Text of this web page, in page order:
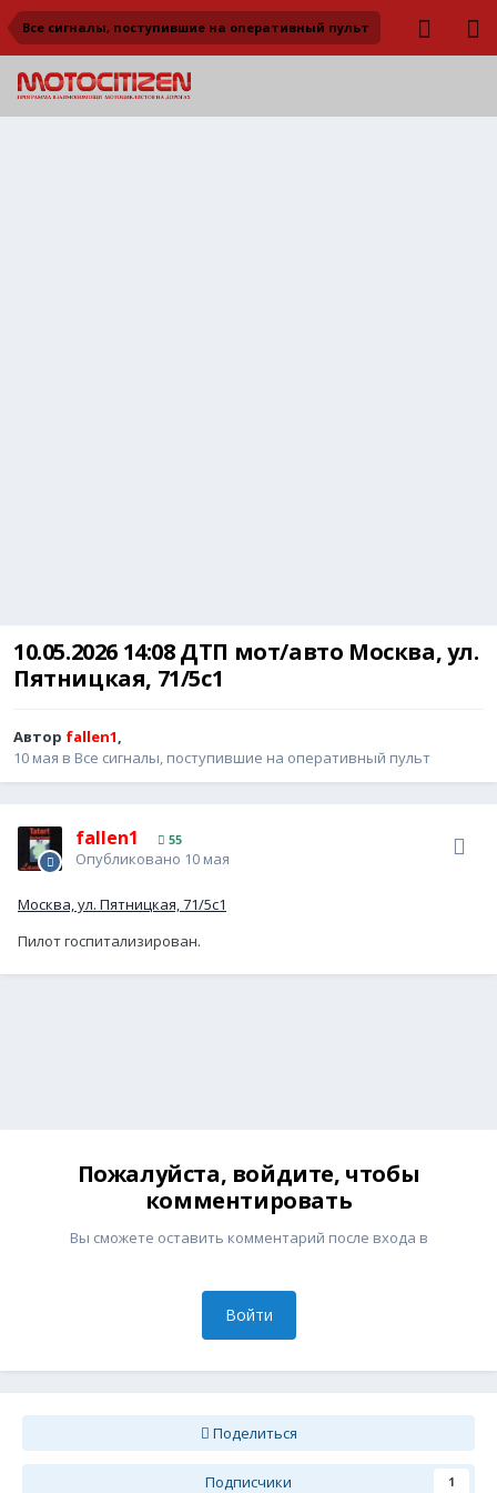
Все сигналы, поступившие на оперативный пульт
10.05.2026 14:08 ДТП мот/авто Москва, ул.
Пятницкая, 71/5с1
Автор fallen1,
10 мая в Все сигналы, поступившие на оперативный пульт
fallen1 55
Опубликовано 10 мая
Москва, ул. Пятницкая, 71/5с1
Пилот госпитализирован.
Пожалуйста, войдите, чтобы
комментировать
Вы сможете оставить комментарий после входа в
Войти
Поделиться
Подписчики 1